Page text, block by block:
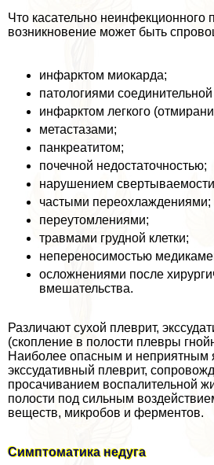
Что касательно неинфекционного
возникновение может быть
инфарктом миокарда;
патологиями соединительной
инфарктом легкого
метастазами;
панкреатитом;
почечной недостаточностью;
нарушением
частыми переохлаждениями;
переутомлениями;
травмами грудной клетки;
непереносимостью
осложнениями после
вмешательства.
Различают сухой плеврит,
(скопление в полости плевры
Наиболее опасным и неприятным
экссудативный плеврит,
просачиванием воспалительной
полости под сильным
веществ, микробов и ферментов.
Симптоматика недуга